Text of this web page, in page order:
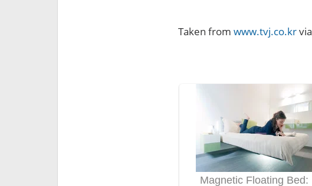
Taken from www.tvj.co.krvia